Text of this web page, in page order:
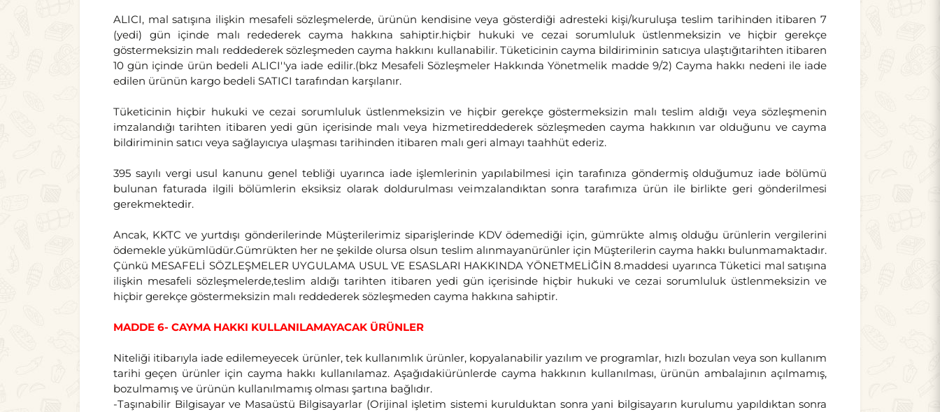
ALICI, mal satışına ilişkin mesafeli sözleşmelerde, ürünün kendisine veya gösterdiği adresteki kişi/kuruluşa teslim tarihinden itibaren 7
(yedi) gün içinde malı redederek cayma hakkına sahiptir.hiçbir hukuki ve cezai sorumluluk üstlenmeksizin ve hiçbir gerekçe
göstermeksizin malı reddederek sözleşmeden cayma hakkını kullanabilir. Tüketicinin cayma bildiriminin satıcıya ulaştığıtarihten itibaren
10 gün içinde ürün bedeli ALICI''ya iade edilir.(bkz Mesafeli Sözleşmeler Hakkında Yönetmelik madde 9/2) Cayma hakkı nedeni ile iade
edilen ürünün kargo bedeli SATICI tarafından karşılanır.
Tüketicinin hiçbir hukuki ve cezai sorumluluk üstlenmeksizin ve hiçbir gerekçe göstermeksizin malı teslim aldığı veya sözleşmenin
imzalandığı tarihten itibaren yedi gün içerisinde malı veya hizmetireddederek sözleşmeden cayma hakkının var olduğunu ve cayma
bildiriminin satıcı veya sağlayıcıya ulaşması tarihinden itibaren malı geri almayı taahhüt ederiz.
395 sayılı vergi usul kanunu genel tebliği uyarınca iade işlemlerinin yapılabilmesi için tarafınıza göndermiş olduğumuz iade bölümü
bulunan faturada ilgili bölümlerin eksiksiz olarak doldurulması veimzalandıktan sonra tarafımıza ürün ile birlikte geri gönderilmesi
gerekmektedir.
Ancak, KKTC ve yurtdışı gönderilerinde Müşterilerimiz siparişlerinde KDV ödemediği için, gümrükte almış olduğu ürünlerin vergilerini
ödemekle yükümlüdür.Gümrükten her ne şekilde olursa olsun teslim alınmayanürünler için Müşterilerin cayma hakkı bulunmamaktadır.
Çünkü MESAFELİ SÖZLEŞMELER UYGULAMA USUL VE ESASLARI HAKKINDA YÖNETMELİĞİN 8.maddesi uyarınca Tüketici mal satışına
ilişkin mesafeli sözleşmelerde,teslim aldığı tarihten itibaren yedi gün içerisinde hiçbir hukuki ve cezai sorumluluk üstlenmeksizin ve
hiçbir gerekçe göstermeksizin malı reddederek sözleşmeden cayma hakkına sahiptir.
MADDE 6- CAYMA HAKKI KULLANILAMAYACAK ÜRÜNLER
Niteliği itibarıyla iade edilemeyecek ürünler, tek kullanımlık ürünler, kopyalanabilir yazılım ve programlar, hızlı bozulan veya son kullanım
tarihi geçen ürünler için cayma hakkı kullanılamaz. Aşağıdakiürünlerde cayma hakkının kullanılması, ürünün ambalajının açılmamış,
bozulmamış ve ürünün kullanılmamış olması şartına bağlıdır.
-Taşınabilir Bilgisayar ve Masaüstü Bilgisayarlar (Orijinal işletim sistemi kurulduktan sonra yani bilgisayarın kurulumu yapıldıktan sonra